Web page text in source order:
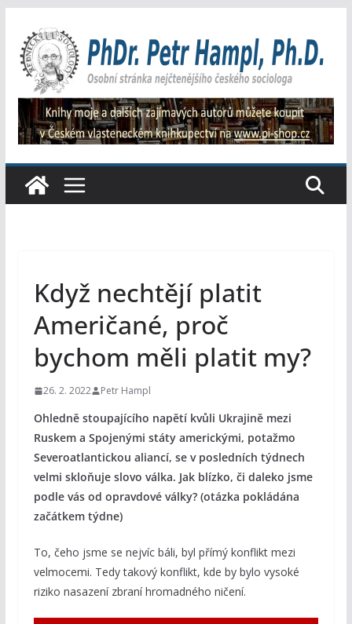
obsah
Když nechtějí platit
Američané, proč
bychom měli platit my?
26. 2. 2022 Petr Hampl
Ohledně stoupajícího napětí kvůli Ukrajině mezi
Ruskem a Spojenými státy americkými, potažmo
Severoatlantickou aliancí, se v posledních týdnech
velmi skloňuje slovo válka. Jak blízko, či daleko jsme
podle vás od opravdové války? (otázka pokládána
začátkem týdne)
To, čeho jsme se nejvíc báli, byl přímý konflikt mezi
velmocemi. Tedy takový konflikt, kde by bylo vysoké
riziko nasazení zbraní hromadného ničení.